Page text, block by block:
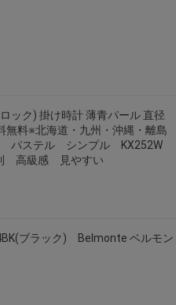
QRcode下載APP。
值卡……等等」、48小時外付款、
不會歸還)退單者，退回的Letao
，將以官網公告為準。
ック) 掛け時計 薄青パール 直径
無料※北海道・九州・沖縄・離島
パステル シンプル KX252W
高級感 見やすい
ブラック) Belmonte ベルモン